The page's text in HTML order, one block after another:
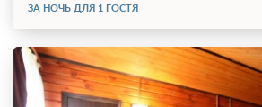
ЗА НОЧЬ ДЛЯ 1 ГОСТЯ